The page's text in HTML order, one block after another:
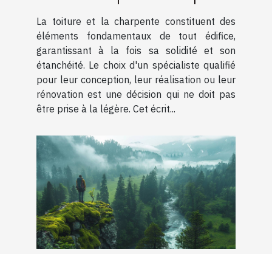
votre charpente et
couverture
La toiture et la charpente constituent des
éléments fondamentaux de tout édifice,
garantissant à la fois sa solidité et son
étanchéité. Le choix d'un spécialiste qualifié
pour leur conception, leur réalisation ou leur
rénovation est une décision qui ne doit pas
être prise à la légère. Cet écrit...